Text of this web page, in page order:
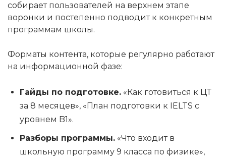
собирает пользователей на верхнем этапе
воронки и постепенно подводит к конкретным
программам школы.
Форматы контента, которые регулярно работают
на информационной фазе:
Гайды по подготовке. «Как готовиться к ЦТ
за 8 месяцев», «План подготовки к IELTS с
уровнем B1».
Разборы программы. «Что входит в
школьную программу 9 класса по физике»,